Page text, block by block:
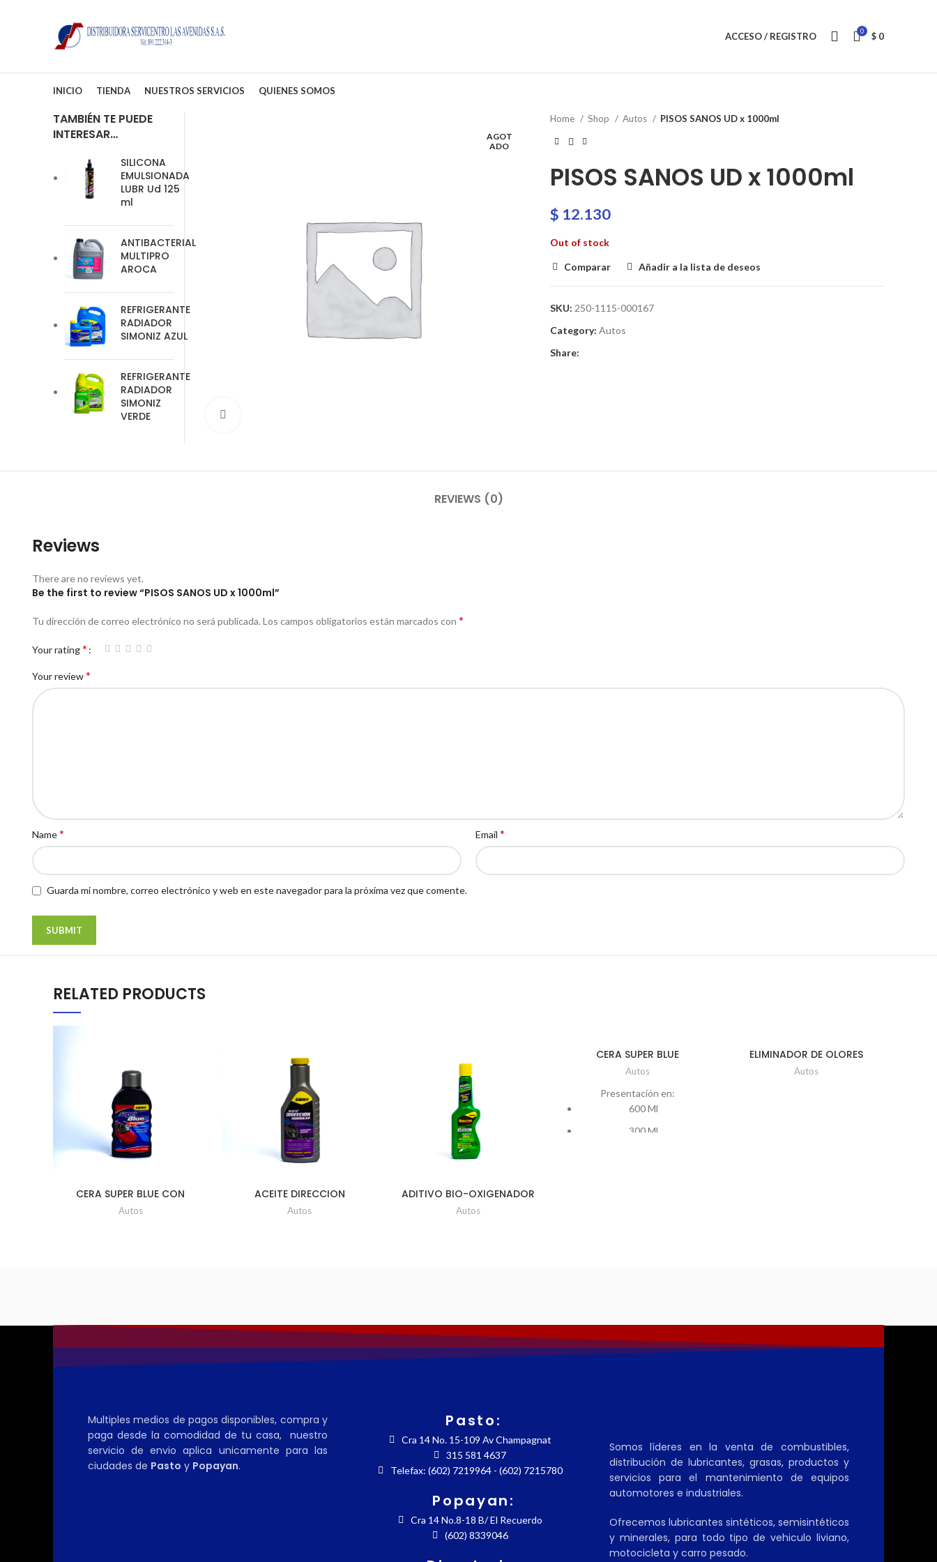
ACCESO / REGISTRO 0 $ 0
INICIO TIENDA NUESTROS SERVICIOS QUIENES SOMOS
AGOT
ADO
Home Shop Autos PISOS SANOS UD x 1000ml
PISOS SANOS UD x 1000ml
$ 12.130
Out of stock
Comparar Añadir a la lista de deseos
SKU: 250-1115-000167
Category: Autos
Share:
TAMBIÉN TE PUEDE
INTERESAR…
SILICONA
EMULSIONADA
LUBR Ud 125
ml
ANTIBACTERIAL
MULTIPRO
AROCA
REFRIGERANTE
RADIADOR
SIMONIZ AZUL
REFRIGERANTE
RADIADOR
SIMONIZ
VERDE
REVIEWS (0)
Reviews
There are no reviews yet.
Be the first to review “PISOS SANOS UD x 1000ml”
Tu dirección de correo electrónico no será publicada. Los campos obligatorios están marcados con *
Your rating*
Your review*
Name* Email *
Guarda mi nombre, correo electrónico y web en este navegador para la próxima vez que comente.
RELATED PRODUCTS
CERA SUPER BLUE CON
POLYFLON 500ML UD
Autos
ACEITE DIRECCION
HIDRAULICA UD 354ML
Autos
ADITIVO BIO-OXIGENADOR
CON ETBE Ud x 140ml
Autos
CERA SUPER BLUE
Autos
Presentación en:
600 Ml
300 Ml
ELIMINADOR DE OLORES
AUTOFRESH SIMONZ
Autos
Multiples medios de pagos disponibles, compra y
paga desde la comodidad de tu casa, nuestro
servicio de envio aplica unicamente para las
ciudades de Pasto y Popayan.
Pasto:
Cra 14 No. 15-109 Av Champagnat
315 581 4637
Telefax: (602) 7219964 - (602) 7215780
Popayan:
Cra 14 No.8-18 B/ El Recuerdo
(602) 8339046
Somos líderes en la venta de combustibles,
distribución de lubricantes, grasas, productos y
servicios para el mantenimiento de equipos
automotores e industriales.
Ofrecemos lubricantes sintéticos, semisintéticos
y minerales, para todo tipo de vehiculo liviano,
motocicleta y carro pesado.